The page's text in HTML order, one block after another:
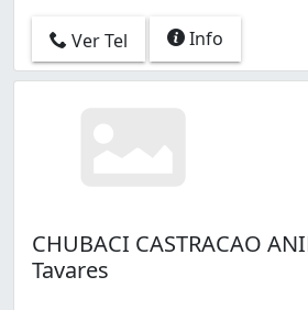
Ver Tel Info
CHUBACI CASTRACAO
Tavares